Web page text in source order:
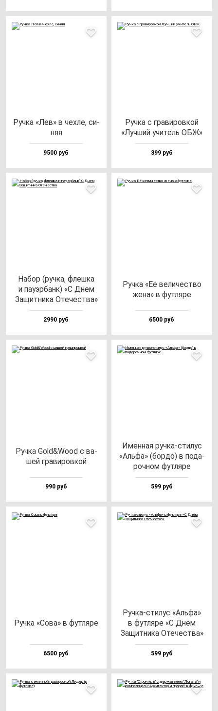
Руч­ка «Лев» в чех­ле, си­
няя
9500 руб
Руч­ка с гра­ви­ров­кой
«Луч­ший учи­тель ОБЖ»
399 руб
Набор (руч­ка, флеш­ка
и па­уэр­банк) «С Днем
Защит­ни­ка Оте­чес­тва»
2990 руб
Руч­ка «Её ве­ли­чес­тво
же­на» в фут­ля­ре
6500 руб
Руч­ка Gold&Wood с ва­
шей гра­ви­ров­кой
990 руб
Имен­ная руч­ка-сти­лус
«Аль­фа» (бор­до) в по­да­
роч­ном фут­ля­ре
599 руб
Руч­ка «Сова» в фут­ля­ре
6500 руб
Руч­ка-сти­лус «Аль­фа»
в фут­ля­ре «С Днём
Защит­ни­ка Оте­чес­тва»
599 руб